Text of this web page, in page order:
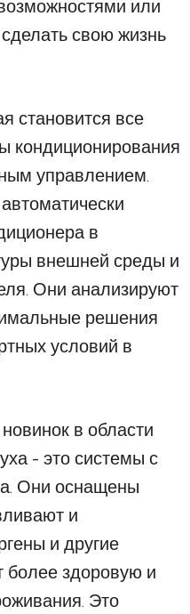
или
сделать свою жизнь
становится все
кондиционирования
управлением.
в
внешней среды и
Они анализируют
решения
условий в
в области
- это системы с
Они оснащены
и
и другие
более здоровую и
Это